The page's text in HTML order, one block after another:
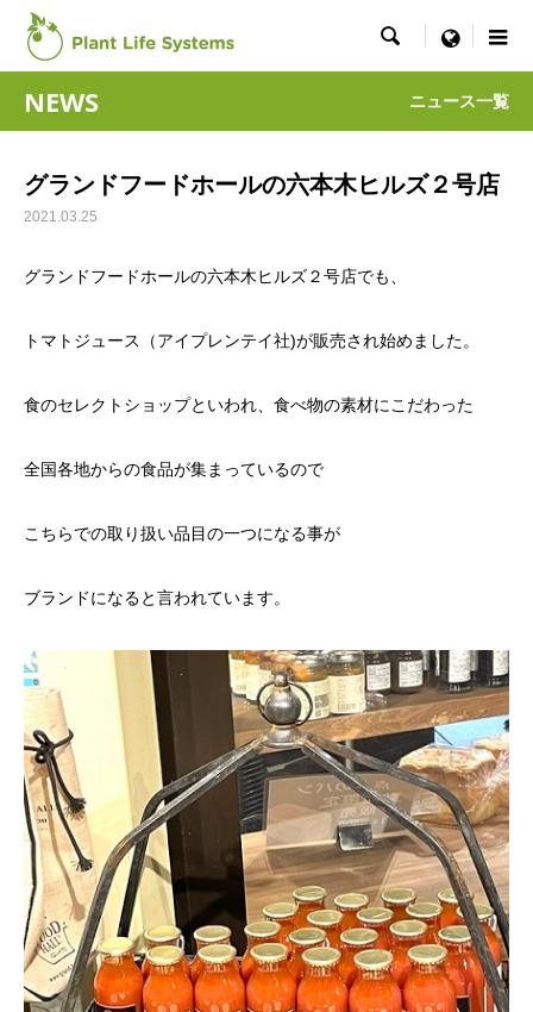
 menu
NEWS ニュース一覧
グランドフードホールの六本木ヒルズ２号店
2021.03.25
グランドフードホールの六本木ヒルズ２号店でも、
トマトジュース（アイプレンテイ社)が販売され始めました。
食のセレクトショップといわれ、食べ物の素材にこだわった
全国各地からの食品が集まっているので
こちらでの取り扱い品目の一つになる事が
ブランドになると言われています。